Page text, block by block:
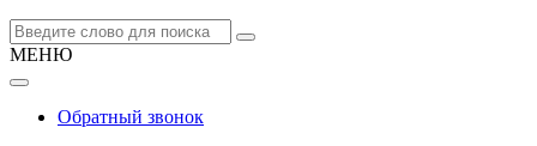
МЕНЮ
Обратный звонок